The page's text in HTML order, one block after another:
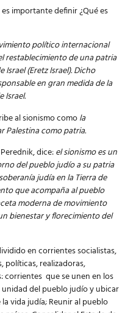
importante definir ¿Qué es
político internacional
restablecimiento de una patria
(Eretz Israel). Dicho
en gran medida de la
Israel.
al sionismo comola
Palestina como patria.
dice:el sionismo es un
del pueblo judío a su patria
judía en la Tierra de
que acompaña al pueblo
moderna de movimiento
bienestar y florecimiento del
en corrientes socialistas,
políticas, realizadoras,
corrientes que se unen en los
del pueblo judío y ubicar
vida judía; Reunir al pueblo